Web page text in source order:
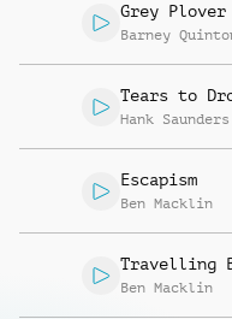
Grey Plover
Barney
Tears to
Hank Saunders
Escapism
Ben Macklin
Travelling
Ben Macklin